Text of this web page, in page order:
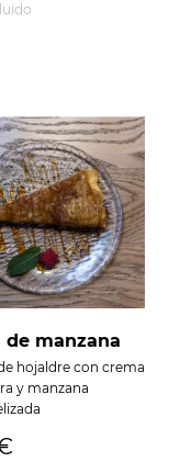
de manzana
hojaldre con crema
y manzana